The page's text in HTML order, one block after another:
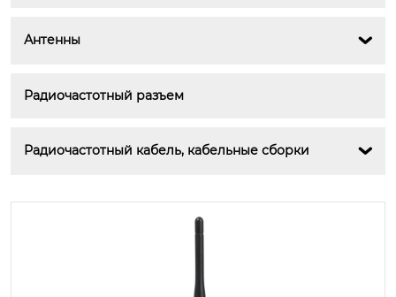
Антенны 
Радиочастотный разъем
Радиочастотный кабель, кабельные сборки 